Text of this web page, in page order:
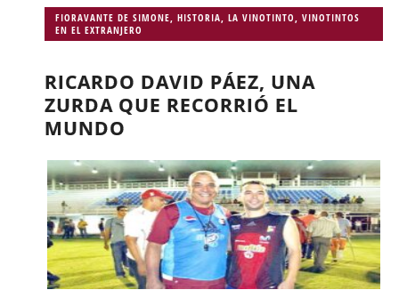
FIORAVANTE DE SIMONE HISTORIA LA VINOTINTO
VINOTINTOS
EN EL EXTRANJERO
RICARDO DAVID PÁEZ, UNA
ZURDA QUE RECORRIÓ EL
MUNDO